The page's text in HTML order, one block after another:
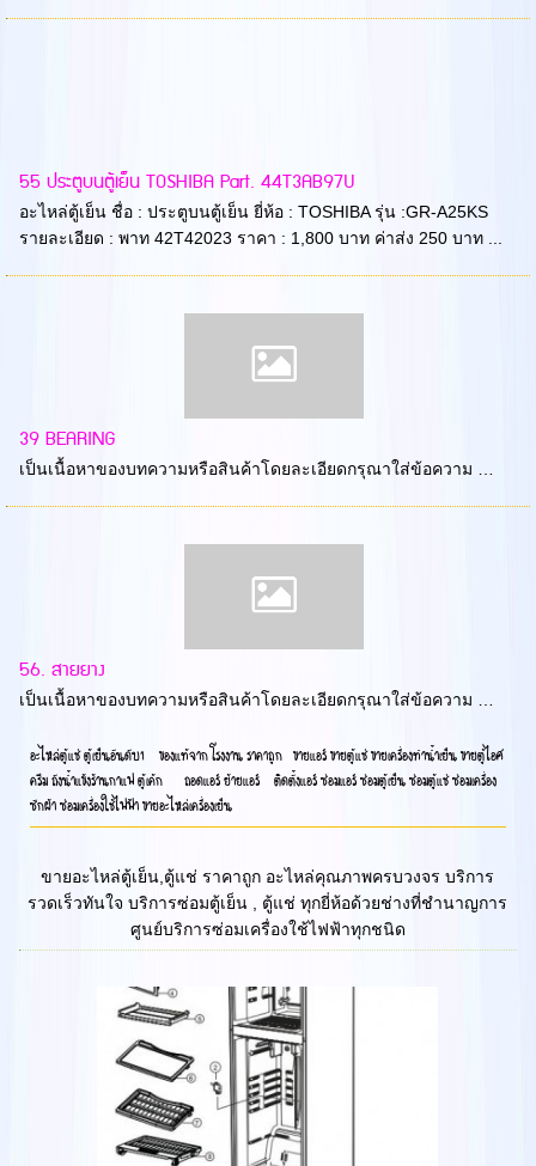
55 ประตูบนตู้เย็น TOSHIBA Part. 44T3AB97U
อะไหล่ตู้เย็น ชื่อ : ประตูบนตู้เย็น ยี่ห้อ : TOSHIBA รุ่น :GR-A25KS
รายละเอียด : พาท 42T42023 ราคา : 1,800 บาท ค่าส่ง 250 บาท ...
39 BEARING
เป็นเนื้อหาของบทความหรือสินค้าโดยละเอียดกรุณาใส่ข้อความ …
56. สายยาง
เป็นเนื้อหาของบทความหรือสินค้าโดยละเอียดกรุณาใส่ข้อความ …
อะไหล่ตู้แช่ ตู้เย็นอันดับ1 ของแท้จาก โรงงาน ราคาถูก ขายแอร์ ขายตู้แช่ ขายเครื่องทำน้ำเย็น ขายตู้ไอศ
ครีม ถังน้ำแข้งร้านกาแฟ ตู้เค้ก ถอดแอร์ ย้ายแอร์ ติดตั้งแอร์ ซ่อมแอร์ ซ่อมตู้เย็น ซ่อมตู้แช่ ซ่อมเครื่อง
ซักผ้า ซ่อมเครื่องใช้ไฟฟ้า ขายอะไหล่เครื่องเย็น
ขายอะไหล่ตู้เย็น,ตู้แช่ ราคาถูก อะไหล่คุณภาพครบวงจร บริการ
รวดเร็วทันใจ บริการซ่อมตู้เย็น , ตู้แช่ ทุกยี่ห้อด้วยช่างที่ชำนาญการ
ศูนย์บริการซ่อมเครื่องใช้ไฟฟ้าทุกชนิด